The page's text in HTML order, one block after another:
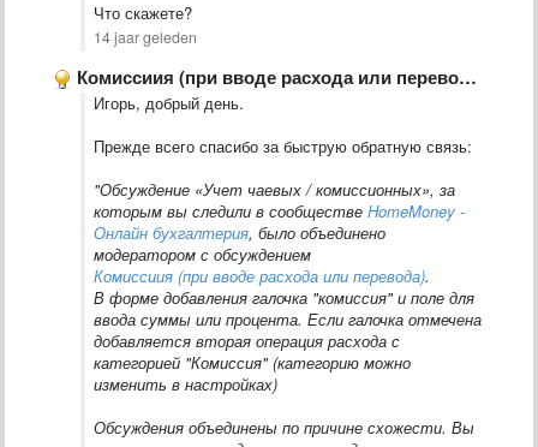
Что скажете?
14 jaar geleden
Комиссиия (при вводе расхода или перевода)
Игорь, добрый день.
Прежде всего спасибо за быструю обратную связь:
"Обсуждение «Учет чаевых / комиссионных», за
которым вы следили в сообществе HomeMoney -
Онлайн бухгалтерия, было объединено
модератором с обсуждением
Комиссиия (при вводе расхода или перевода).
В форме добавления галочка "комиссия" и поле для
ввода суммы или процента. Если галочка отмечена
добавляется вторая операция расхода с
категорией "Комиссия" (категорию можно
изменить в настройках)
Обсуждения объединены по причине схожести. Вы